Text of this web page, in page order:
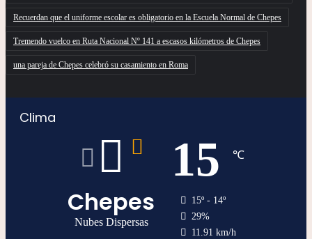
Recuerdan que el uniforme escolar es obligatorio en la Escuela Normal de Chepes
Tremendo vuelco en Ruta Nacional Nº 141 a escasos kilómetros de Chepes
una pareja de Chepes celebró su casamiento en Roma
Clima
Chepes
Nubes Dispersas
15 ℃
15º - 14º
29%
11.91 km/h